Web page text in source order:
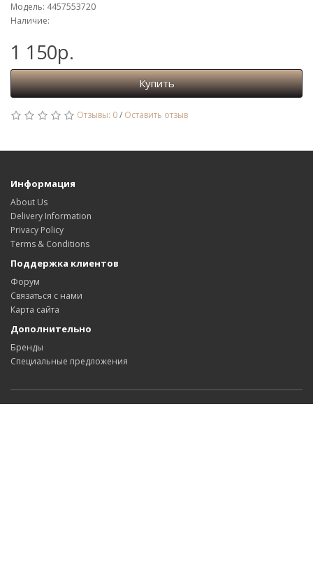
Модель: 4457553720
Наличие:
1 150р.
Купить
Отзывы: 0/ Оставить отзыв
Информация
About Us
Delivery Information
Privacy Policy
Terms & Conditions
Поддержка клиентов
Форум
Связаться с нами
Карта сайта
Дополнительно
Бренды
Специальные предложения